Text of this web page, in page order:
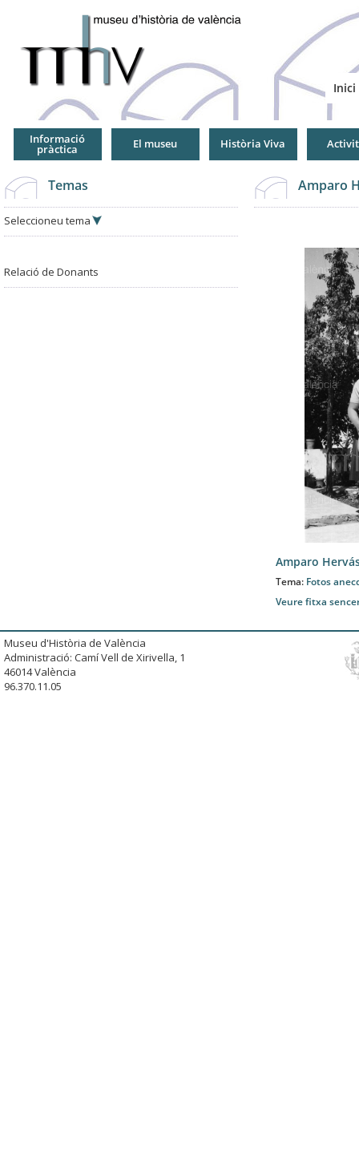
Inici
Informació
pràctica El museu Història Viva
Temas
Seleccioneu tema
Relació de Donants
Amparo
Amparo
Tema: Fotos
Veure fitxa
Museu d'Història de València
Administració: Camí Vell de Xirivella, 1
46014 València
96.370.11.05